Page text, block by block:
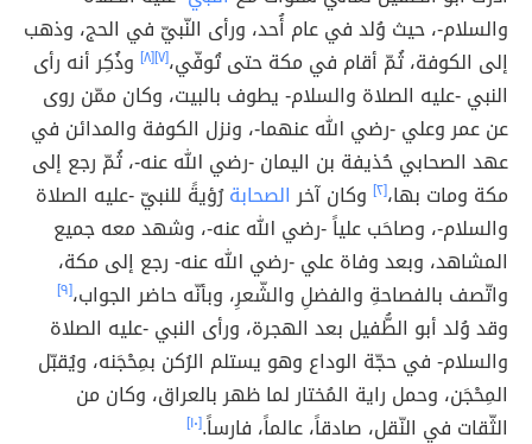
والسلام-، حيث وُلد في عام أُحد، ورأى النّبيّ في الحج، وذهب
إلى الكوفة، ثُمّ أقام في مكة حتى تُوفّي،[٧] [٨]
وذُكِر أنه رأى
النبي -عليه الصلاة والسلام- يطوف بالبيت، وكان ممّن روى
عن عمر وعلي -رضي الله عنهما-، ونزل الكوفة والمدائن في
عهد الصحابي حُذيفة بن اليمان -رضي الله عنه-، ثُمّ رجع إلى
مكة ومات بها،[٢] وكان آخرالصحابةرُؤيةً للنبيّ -عليه الصلاة
والسلام-، وصاحَب علياً -رضي الله عنه-، وشهد معه جميع
المشاهد، وبعد وفاة علي -رضي الله عنه- رجع إلى مكة،
واتّصف بالفصاحةِ والفضلِ والشّعرِ، وبأنّه حاضر الجواب،[٩]
وقد وُلد أبو الطُّفيل بعد الهجرة، ورأى النبي -عليه الصلاة
والسلام- في حجّة الوداع وهو يستلم الرُكن بمِحْجَنه، ويُقبّل
المِحْجَن، وحمل راية المُختار لما ظهر بالعراق، وكان من
الثّقات في النّقل، صادقاً، عالماً، فارساً.[١٠]